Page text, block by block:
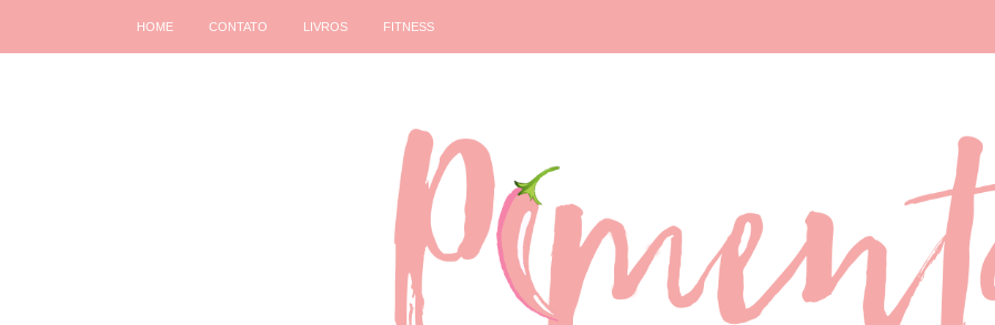
HOME CONTATO LIVROS FITNESS